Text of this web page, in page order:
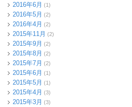
2016年6月 (1)
2016年5月 (2)
2016年4月 (2)
2015年11月 (2)
2015年9月 (2)
2015年8月 (2)
2015年7月 (2)
2015年6月 (1)
2015年5月 (1)
2015年4月 (3)
2015年3月 (3)